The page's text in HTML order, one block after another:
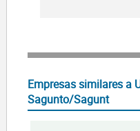
Empresas similares a
Sagunto/Sagunt